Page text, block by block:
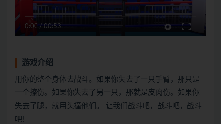
0:00 / 00:53
游戏介绍
用你的整个身体去战斗。如果你失去了一只手臂，那只是
一个擦伤。如果你失去了另一只，那就是皮肉伤。如果你
失去了腿，就用头撞他们。 让我们战斗吧，战斗吧，战斗
吧!